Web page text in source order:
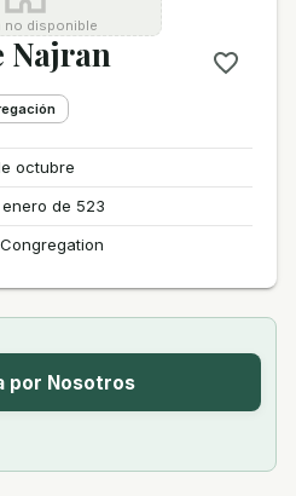
no disponible
Najran
octubre
enero de 523
por Nosotros